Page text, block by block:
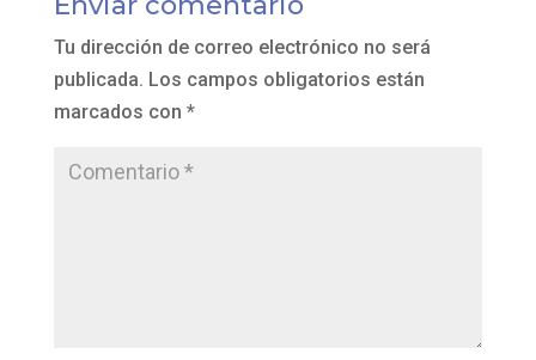
Tu dirección de correo electrónico no será
publicada. Los campos obligatorios están
marcados con *